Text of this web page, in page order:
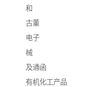
和
古董
电子
械
及通函
有机化工产品